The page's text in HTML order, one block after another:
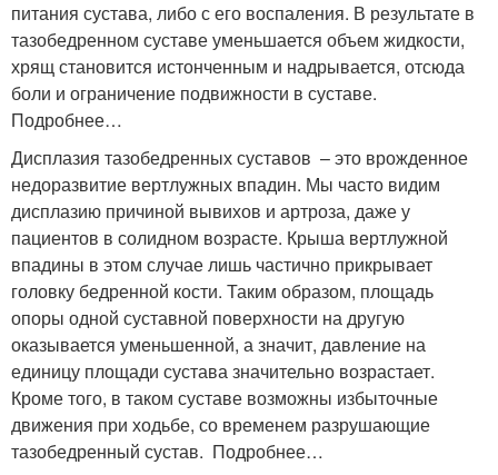
питания сустава, либо с его воспаления. В результате в
тазобедренном суставе уменьшается объем жидкости,
хрящ становится истонченным и надрывается, отсюда
боли и ограничение подвижности в суставе.
Подробнее…
Дисплазия тазобедренных суставов – это врожденное
недоразвитие вертлужных впадин. Мы часто видим
дисплазию причиной вывихов и артроза, даже у
пациентов в солидном возрасте. Крыша вертлужной
впадины в этом случае лишь частично прикрывает
головку бедренной кости. Таким образом, площадь
опоры одной суставной поверхности на другую
оказывается уменьшенной, а значит, давление на
единицу площади сустава значительно возрастает.
Кроме того, в таком суставе возможны избыточные
движения при ходьбе, со временем разрушающие
тазобедренный сустав. Подробнее…